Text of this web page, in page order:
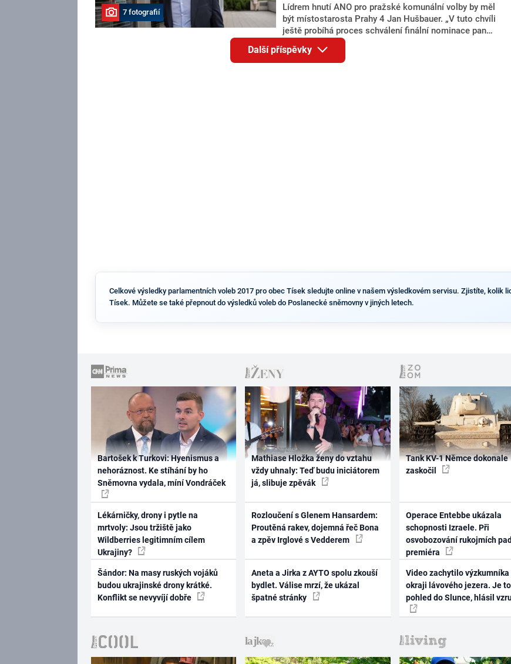
7 fotografií
Lídrem hnutí ANO pro pražské komunální volby by měl
být místostarosta Prahy 4 Jan Hušbauer. „V tuto chvíli
ještě probíhá proces schválení finální nominace pana
Jana Hušbauera Výborem hnutí ANO,“ uvedl pro
redakci místopředseda pražského ANO Martin
Benkovič. O Hušbauerovi se spekulovalo jako o
Další příspěvky
Celkové výsledky parlamentních voleb 2017 pro obec Tísek sledujte online v našem výsledkovém servisu. Zjistíte, kolik
Tísek. Můžete se také přepnout do výsledků voleb do Poslanecké sněmovny v jiných letech.
Bartošek k Turkovi: Hyenismus a
nehoráznost. Ke stíhání by ho
Sněmovna vydala, míní Vondráček
Lékárničky, drony i pytle na
mrtvoly: Jsou tržiště jako
Wildberries legitimním cílem
Ukrajiny?
Šándor: Na masy ruských vojáků
budou ukrajinské drony krátké.
Konflikt se nevyvíjí dobře
Mathiase Hložka ženy do vztahu
vždy uhnaly: Teď budu iniciátorem
já, slibuje zpěvák
Rozloučení s Glenem Hansardem:
Proutěná rakev, dojemná řeč Bona
a zpěv Irglové s Vedderem
Aneta a Jirka z AYTO spolu zkouší
bydlet. Válise mrzí, že ukázal
špatné stránky
Tank KV-1 Němce dokonale
zaskočil
Operace Entebbe ukázala
schopnosti Izraele. Při
osvobozování rukojmích
premiéra
Video zachytilo výzkumníka
okraji lávového jezera. Je
pohled do Slunce, hlásil